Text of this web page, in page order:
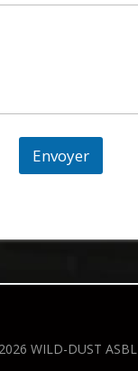
Envoyer
WILD-DUST ASBL